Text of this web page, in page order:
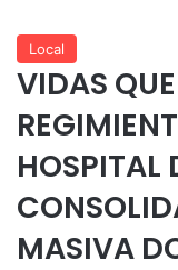
Local
VIDAS
HOSPITAL
MASIVA